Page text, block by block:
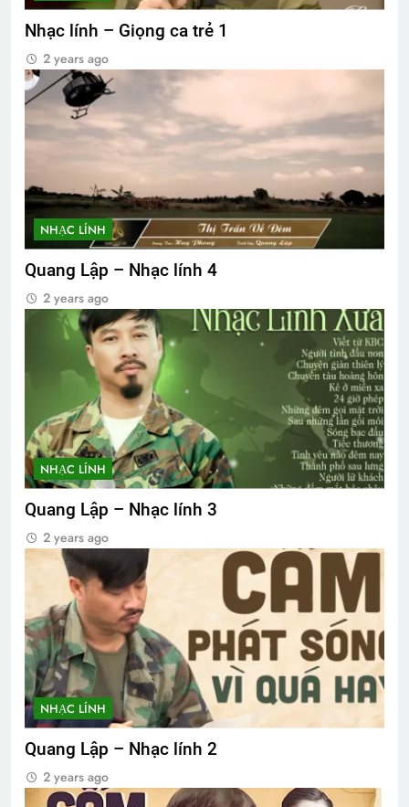
Nhạc lính – Giọng ca trẻ 1
2 years ago
NHẠC LÍNH
Quang Lập – Nhạc lính 4
2 years ago
NHẠC LÍNH
Quang Lập – Nhạc lính 3
2 years ago
NHẠC LÍNH
Quang Lập – Nhạc lính 2
2 years ago